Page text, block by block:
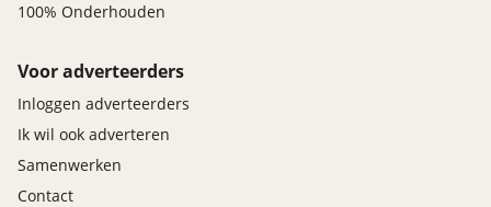
100% Onderhouden
Voor adverteerders
Inloggen adverteerders
Ik wil ook adverteren
Samenwerken
Contact